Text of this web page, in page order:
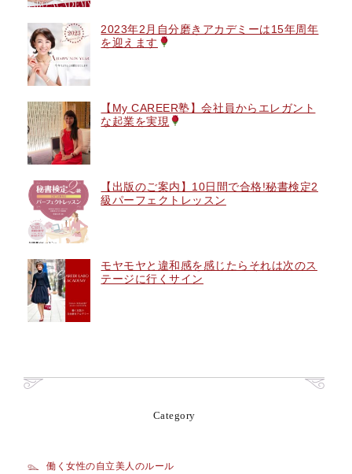
2023年2月自分磨きアカデミーは15年周年
を迎えます
【My CAREER塾】会社員からエレガント
な起業を実現
【出版のご案内】10日間で合格!秘書検定2
級パーフェクトレッスン
モヤモヤと違和感を感じたらそれは次のス
テージに行くサイン
Category
働く女性の自立美人のルール